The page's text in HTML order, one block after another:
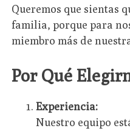
Queremos que sientas
familia, porque para
miembro más de
Por Qué
Experiencia:
Nuestro equipo